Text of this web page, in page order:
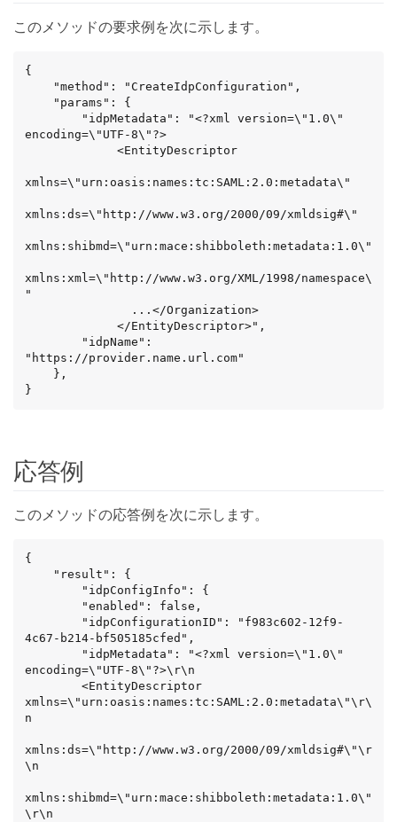
このメソッドの要求例を次に示します。
{
encoding=\"UTF-8\"?>
xmlns=\"urn:oasis:names:tc:SAML:2.0:metadata\"
xmlns:ds=\"http://www.w3.org/2000/09/xmldsig#\"
xmlns:shibmd=\"urn:mace:shibboleth:metadata:1.0\"
xmlns:xml=\"http://www.w3.org/XML/1998/namespace\
"
"https://provider.name.url.com"
}
応答例
このメソッドの応答例を次に示します。
{
4c67-b214-bf505185cfed",
encoding=\"UTF-8\"?>\r\n
xmlns=\"urn:oasis:names:tc:SAML:2.0:metadata\"\r\
n
xmlns:ds=\"http://www.w3.org/2000/09/xmldsig#\"\r
\n
xmlns:shibmd=\"urn:mace:shibboleth:metadata:1.0\"
\r\n